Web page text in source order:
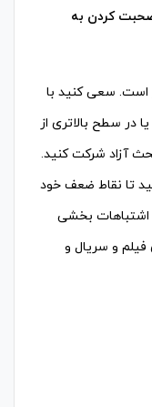
کردن به
است. سعی کنید با
در سطح بالاتری از
آزاد شرکت کنید.
تا نقاط ضعف خود
اشتباهات بخشی
فیلم و سریال و